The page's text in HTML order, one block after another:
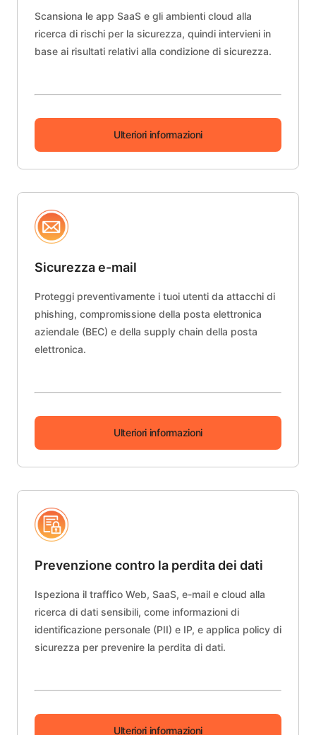
Scansiona le app SaaS e gli ambienti cloud alla
ricerca di rischi per la sicurezza, quindi intervieni in
base ai risultati relativi alla condizione di sicurezza.
Ulteriori informazioni
Sicurezza e-mail
Proteggi preventivamente i tuoi utenti da attacchi di
phishing, compromissione della posta elettronica
aziendale (BEC) e della supply chain della posta
elettronica.
Ulteriori informazioni
Prevenzione contro la perdita dei dati
Ispeziona il traffico Web, SaaS, e-mail e cloud alla
ricerca di dati sensibili, come informazioni di
identificazione personale (PII) e IP, e applica policy di
sicurezza per prevenire la perdita di dati.
Ulteriori informazioni